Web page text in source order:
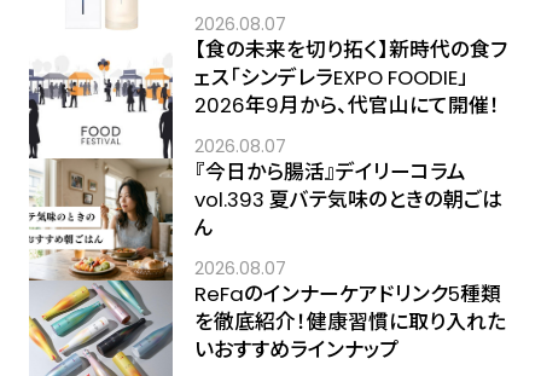
2026.08.07
【食の未来を切り拓く】新時代の食フ
ェス「シンデレラEXPO FOODIE」
2026年9月から、代官山にて開催！
2026.08.07
『今日から腸活』デイリーコラム
vol.393 夏バテ気味のときの朝ごは
ん
2026.08.07
ReFaのインナーケアドリンク5種類
を徹底紹介！健康習慣に取り入れた
いおすすめラインナップ